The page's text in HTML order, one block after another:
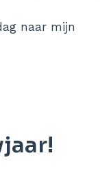
naar mijn